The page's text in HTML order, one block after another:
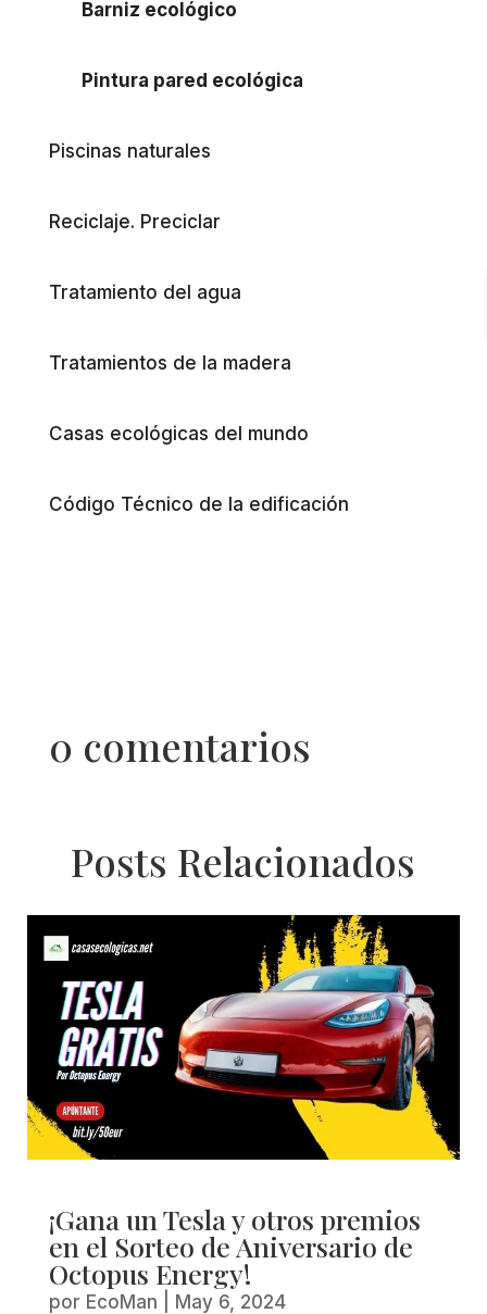
Barniz ecológico
Pintura pared ecológica
Piscinas naturales
Reciclaje. Preciclar
Tratamiento del agua
Tratamientos de la madera
Casas ecológicas del mundo
Código Técnico de la edificación
0 comentarios
Posts Relacionados
¡Gana un Tesla y otros premios
en el Sorteo de Aniversario de
Octopus Energy!
por EcoMan
May 6, 2024